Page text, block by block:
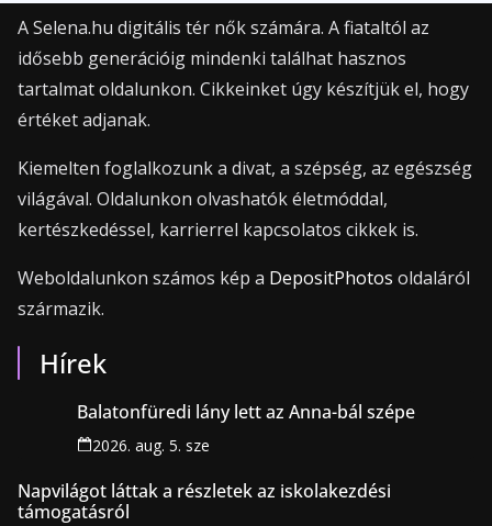
A Selena.hu digitális tér nők számára. A fiataltól az
idősebb generációig mindenki találhat hasznos
tartalmat oldalunkon. Cikkeinket úgy készítjük el, hogy
értéket adjanak.
Kiemelten foglalkozunk a divat, a szépség, az egészség
világával. Oldalunkon olvashatók életmóddal,
kertészkedéssel, karrierrel kapcsolatos cikkek is.
Weboldalunkon számos kép a DepositPhotos oldaláról
származik.
Hírek
Balatonfüredi lány lett az Anna-bál szépe
2026. aug. 5. sze
Napvilágot láttak a részletek az iskolakezdési
támogatásról